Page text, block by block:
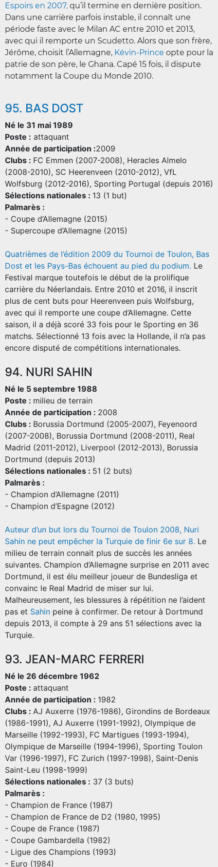
Espoirs en 2007, qu’il termine en dernière position.
Dans une carrière parfois instable, il connaît une
période faste avec le Milan AC entre 2010 et 2013,
avec qui il remporte un Scudetto. Alors que son frère,
Jérôme, choisit l’Allemagne, Kévin-Prince opte pour la
patrie de son père, le Ghana. Capé 15 fois, il dispute
notamment la Coupe du Monde 2010.
95. BAS DOST
Né le 31 mai 1989
Poste : attaquant
Année de participation :2009
Clubs : FC Emmen (2007-2008), Heracles Almelo
(2008-2010), SC Heerenveen (2010-2012), VfL
Wolfsburg (2012-2016), Sporting Portugal (depuis 2016)
Sélections nationales : 13 (1 but)
Palmarès :
- Coupe d’Allemagne (2015)
- Supercoupe d’Allemagne (2015)
Quatrièmes de l’édition 2009 du Tournoi de Toulon, Bas
Dost et les Pays-Bas échouent au pied du podium. Le
Festival marque toutefois le début de la prolifique
carrière du Néerlandais. Entre 2010 et 2016, il inscrit
plus de cent buts pour Heerenveen puis Wolfsburg,
avec qui il remporte une coupe d’Allemagne. Cette
saison, il a déjà scoré 33 fois pour le Sporting en 36
matchs. Sélectionné 13 fois avec la Hollande, il n’a pas
encore disputé de compétitions internationales.
94. NURI SAHIN
Né le 5 septembre 1988
Poste : milieu de terrain
Année de participation : 2008
Clubs : Borussia Dortmund (2005-2007), Feyenoord
(2007-2008), Borussia Dortmund (2008-2011), Real
Madrid (2011-2012), Liverpool (2012-2013), Borussia
Dortmund (depuis 2013)
Sélections nationales : 51 (2 buts)
Palmarès :
- Champion d’Allemagne (2011)
- Champion d’Espagne (2012)
Auteur d’un but lors du Tournoi de Toulon 2008, Nuri
Sahin ne peut empêcher la Turquie de finir 6e sur 8. Le
milieu de terrain connait plus de succès les années
suivantes. Champion d’Allemagne surprise en 2011 avec
Dortmund, il est élu meilleur joueur de Bundesliga et
convainc le Real Madrid de miser sur lui.
Malheureusement, les blessures à répétition ne l’aident
pas et Sahin peine à confirmer. De retour à Dortmund
depuis 2013, il compte à 29 ans 51 sélections avec la
Turquie.
93. JEAN-MARC FERRERI
Né le 26 décembre 1962
Poste : attaquant
Année de participation : 1982
Clubs : AJ Auxerre (1976-1986), Girondins de Bordeaux
(1986-1991), AJ Auxerre (1991-1992), Olympique de
Marseille (1992-1993), FC Martigues (1993-1994),
Olympique de Marseille (1994-1996), Sporting Toulon
Var (1996-1997), FC Zurich (1997-1998), Saint-Denis
Saint-Leu (1998-1999)
Sélections nationales : 37 (3 buts)
Palmarès :
- Champion de France (1987)
- Champion de France de D2 (1980, 1995)
- Coupe de France (1987)
- Coupe Gambardella (1982)
- Ligue des Champions (1993)
- Euro (1984)